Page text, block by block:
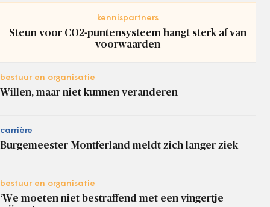
kennispartners
Steun voor CO2-puntensysteem hangt sterk af van
voorwaarden
bestuur en organisatie
Willen, maar niet kunnen veranderen
carrière
Burgemeester Montferland meldt zich langer ziek
bestuur en organisatie
‘We moeten niet bestraffend met een vingertje